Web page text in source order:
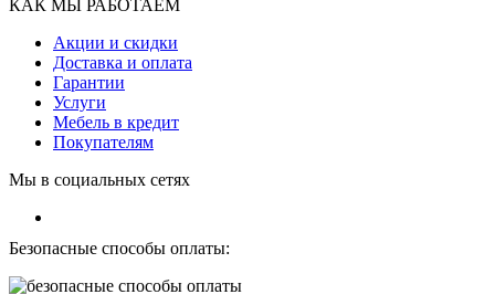
КАК МЫ РАБОТАЕМ
Акции и скидки
Доставка и оплата
Гарантии
Услуги
Мебель в кредит
Покупателям
Мы в социальных сетях
Безопасные способы оплаты: